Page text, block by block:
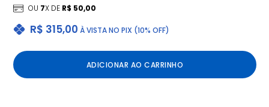
R$ 315,00 À VISTA NO PIX (10% OFF)
OU 7X DE R$ 50,00
ADICIONAR AO CARRINHO